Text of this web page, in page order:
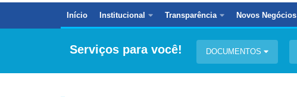
Navegação
principal
Início Institucional Transparência Novos Negócios
Serviços para você! DOCUMENTOS